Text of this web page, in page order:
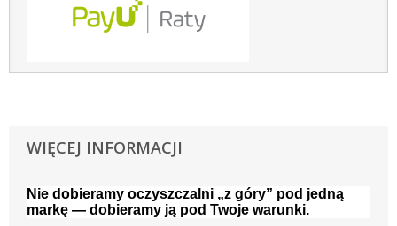
WIĘCEJ INFORMACJI
Nie dobieramy oczyszczalni „z góry” pod jedną
markę — dobieramy ją pod Twoje warunki.